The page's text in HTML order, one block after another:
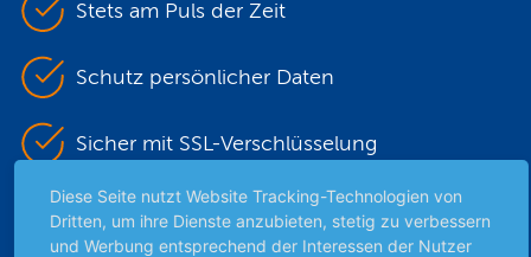
Stets am Puls der Zeit
Schutz persönlicher Daten
Sicher mit SSL-Verschlüsselung
Highlights
Diese Seite nutzt Website Tracking-Technologien von
Dritten, um ihre Dienste anzubieten, stetig zu verbessern
und Werbung entsprechend der Interessen der Nutzer